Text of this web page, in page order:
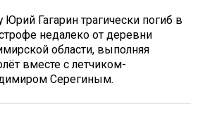
Юрий Гагарин трагически погиб в
недалеко от деревни
области, выполняя
вместе с летчиком-
Серегиным.